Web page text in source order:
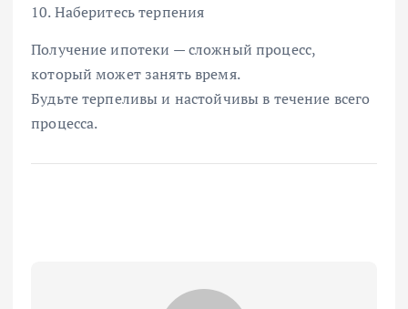
10. Наберитесь терпения
Получение ипотеки — сложный процесс,
который может занять время.
Будьте терпеливы и настойчивы в течение всего
процесса.